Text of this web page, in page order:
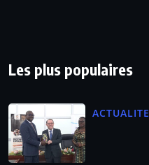
Les plus populaires
ACTUALITE